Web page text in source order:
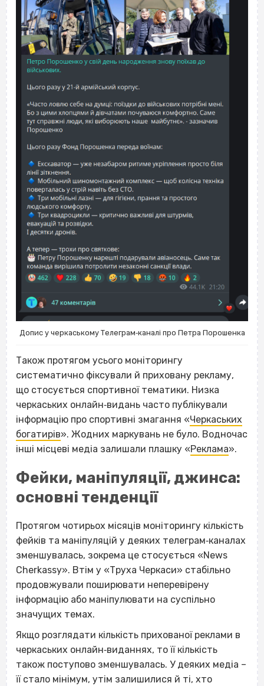
Допис у черкаському Телеграм‐каналі про Петра Порошенка
Також протягом усього моніторингу
систематично фіксували й приховану рекламу,
що стосується спортивної тематики. Низка
черкаських онлайн‐видань часто публікували
інформацію про спортивні змагання «Черкаських
богатирів». Жодних маркувань не було. Водночас
інші місцеві медіа залишали плашку «Реклама».
Фейки, маніпуляції, джинса:
основні тенденції
Протягом чотирьох місяців моніторингу кількість
фейків та маніпуляцій у деяких телеграм‐каналах
зменшувалась, зокрема це стосується «News
Cherkassy». Втім у «Труха Черкаси» стабільно
продовжували поширювати неперевірену
інформацію або маніпулювати на суспільно
значущих темах.
Якщо розглядати кількість прихованої реклами в
черкаських онлайн‐виданнях, то її кількість
також поступово зменшувалась. У деяких медіа –
її стало мінімум, утім залишилися й ті, хто